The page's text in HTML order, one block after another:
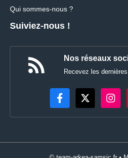
Qui sommes-nous ?
Suiviez-nous !
Nos réseaux
Recevez les